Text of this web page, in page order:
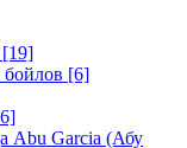
[19]
[6]
Abu Garcia (Абу